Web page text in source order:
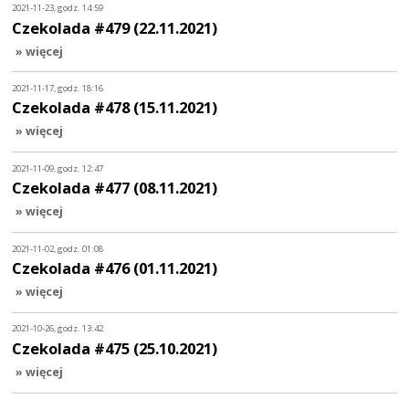
2021-11-23, godz. 14:59
Czekolada #479 (22.11.2021)
» więcej
2021-11-17, godz. 18:16
Czekolada #478 (15.11.2021)
» więcej
2021-11-09, godz. 12:47
Czekolada #477 (08.11.2021)
» więcej
2021-11-02, godz. 01:08
Czekolada #476 (01.11.2021)
» więcej
2021-10-26, godz. 13:42
Czekolada #475 (25.10.2021)
» więcej